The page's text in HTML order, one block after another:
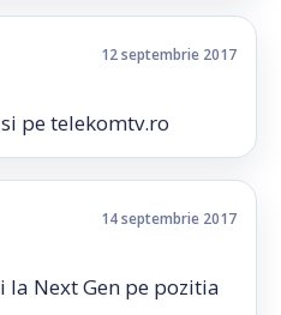
12 septembrie 2017
pe telekomtv.ro
14 septembrie 2017
Next Gen pe pozitia